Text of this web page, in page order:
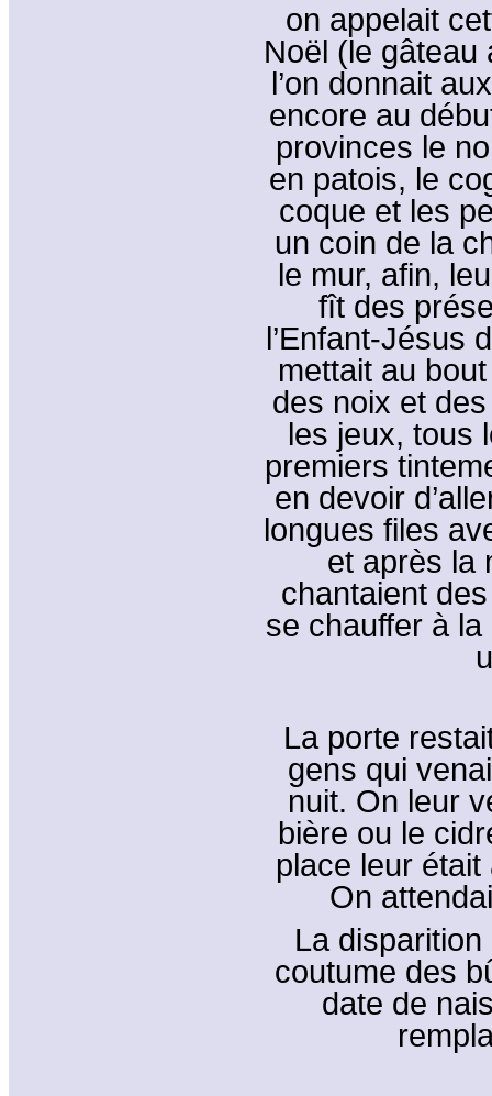
on appelait
Noël (le gâteau
l’on donnait
encore au
provinces le
en patois, le
coque et les
un coin de la
le mur, afin,
fît des
l’Enfant-Jésus
mettait au
des noix et
les jeux, tous
premiers
en devoir
longues files
et après la
chantaient
se chauffer à
La porte
gens qui
nuit. On leur
bière ou le
place leur
On
La
coutume des
date de